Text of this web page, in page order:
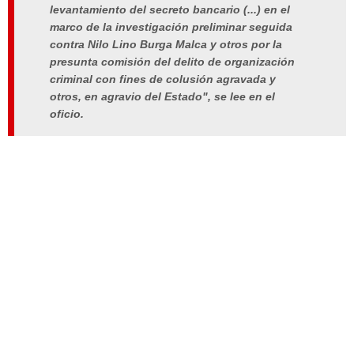
levantamiento del secreto bancario (...) en el
marco de la investigación preliminar seguida
contra Nilo Lino Burga Malca y otros por la
presunta comisión del delito de organización
criminal con fines de colusión agravada y
otros, en agravio del Estado", se lee en el
oficio.